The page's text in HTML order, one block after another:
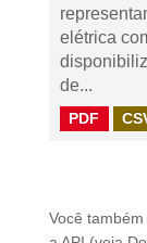
elétrica
de...
PDF
Você